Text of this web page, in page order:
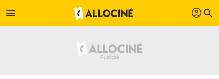
menu profil search